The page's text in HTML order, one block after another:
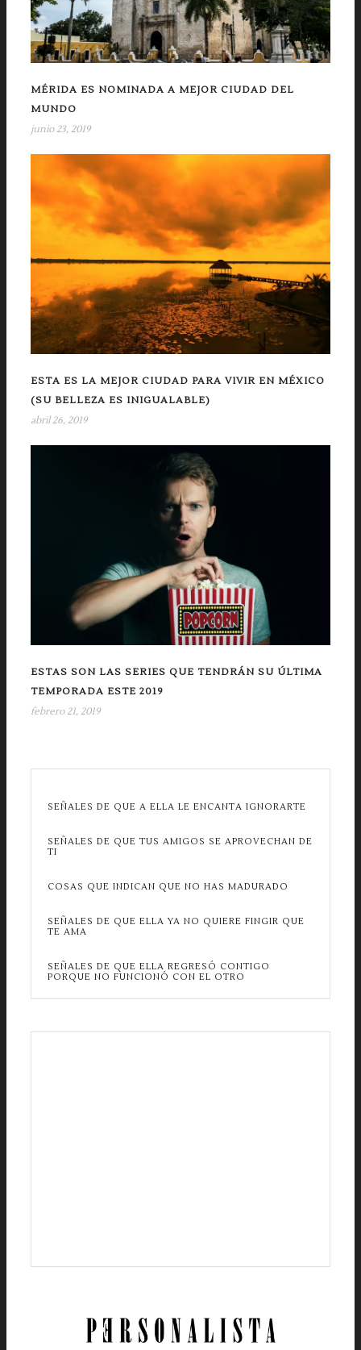
MÉRIDA ES NOMINADA A MEJOR CIUDAD DEL
MUNDO
junio 23, 2019
ESTA ES LA MEJOR CIUDAD PARA VIVIR EN MÉXICO
(SU BELLEZA ES INIGUALABLE)
abril 26, 2019
ESTAS SON LAS SERIES QUE TENDRÁN SU ÚLTIMA
TEMPORADA ESTE 2019
febrero 21, 2019
SEÑALES DE QUE A ELLA LE ENCANTA IGNORARTE
SEÑALES DE QUE TUS AMIGOS SE APROVECHAN DE
TI
COSAS QUE INDICAN QUE NO HAS MADURADO
SEÑALES DE QUE ELLA YA NO QUIERE FINGIR QUE
TE AMA
SEÑALES DE QUE ELLA REGRESÓ CONTIGO
PORQUE NO FUNCIONÓ CON EL OTRO